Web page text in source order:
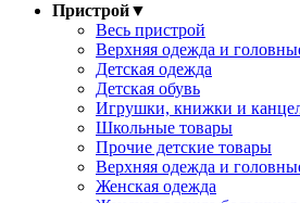
Пристрой▼
Весь пристрой
Верхняя одежда и
Детская одежда
Детская обувь
Игрушки, книжки и
Школьные товары
Прочие детские товары
Верхняя одежда и
Женская одежда